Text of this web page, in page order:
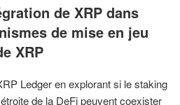
de XRP dans
de mise en jeu
XRP
Ledger en explorant si le staking
de la DeFi peuvent coexister